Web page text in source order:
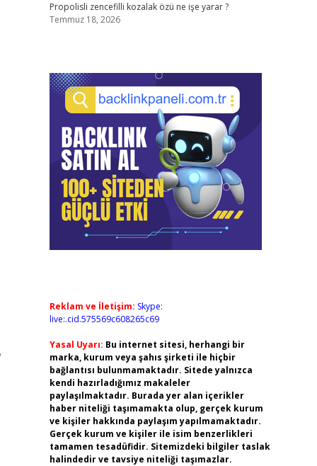
Propolisli zencefilli kozalak özü ne işe yarar ?
Temmuz 18, 2026
Reklam ve İletişim: Skype:
live:.cid.575569c608265c69
Yasal Uyarı: Bu internet sitesi, herhangi bir
marka, kurum veya şahıs şirketi ile hiçbir
bağlantısı bulunmamaktadır. Sitede yalnızca
kendi hazırladığımız makaleler
paylaşılmaktadır. Burada yer alan içerikler
haber niteliği taşımamakta olup, gerçek kurum
ve kişiler hakkında paylaşım yapılmamaktadır.
Gerçek kurum ve kişiler ile isim benzerlikleri
tamamen tesadüfidir. Sitemizdeki bilgiler taslak
halindedir ve tavsiye niteliği taşımazlar.